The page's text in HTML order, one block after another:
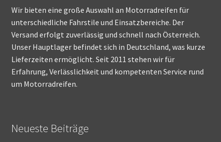
Wir bieten eine große Auswahl an Motorradreifen für
unterschiedliche Fahrstile und Einsatzbereiche. Der
Versand erfolgt zuverlässig und schnell nach Österreich.
Unser Hauptlager befindet sich in Deutschland, was kurze
Lieferzeiten ermöglicht. Seit 2011 stehen wir für
Erfahrung, Verlässlichkeit und kompetenten Service rund
um Motorradreifen.
Neueste Beiträge